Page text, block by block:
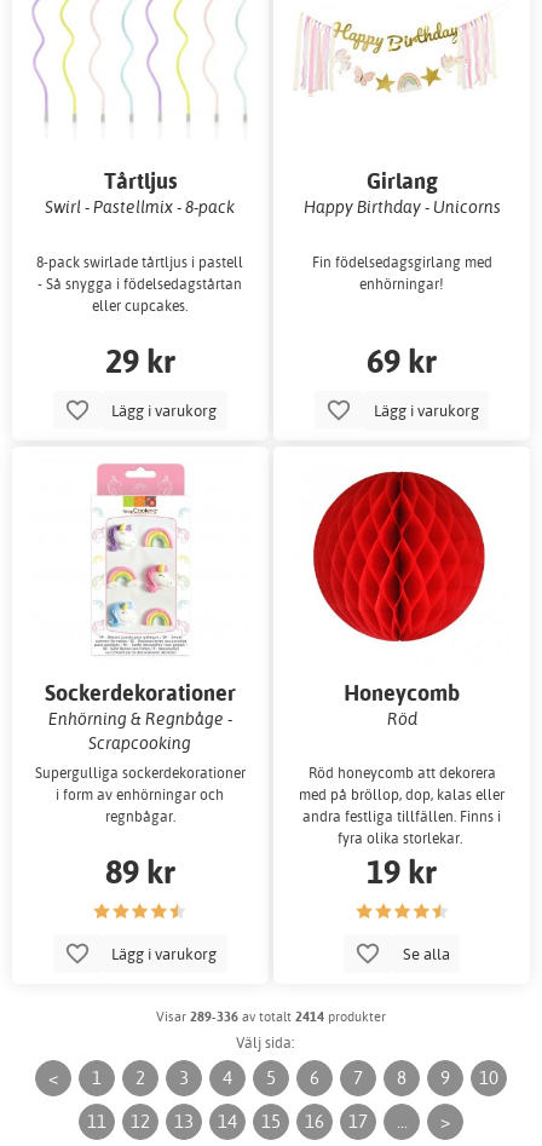
Tårtljus
Swirl - Pastellmix - 8-pack
8-pack swirlade tårtljus i pastell
- Så snygga i födelsedagstårtan
eller cupcakes.
29 kr
Lägg i varukorg
Girlang
Happy Birthday - Unicorns
Fin födelsedagsgirlang med
enhörningar!
69 kr
Lägg i varukorg
Sockerdekorationer
Enhörning & Regnbåge -
Scrapcooking
Supergulliga sockerdekorationer
i form av enhörningar och
regnbågar.
89 kr
Lägg i varukorg
Honeycomb
Röd
Röd honeycomb att dekorera
med på bröllop, dop, kalas eller
andra festliga tillfällen. Finns i
fyra olika storlekar.
19 kr
Se alla
Visar 289-336 av totalt 2414 produkter
Välj sida:
< 1 2 3 4 5 6 7 8 9
10
11
12 13 14 15 16 17 ... >